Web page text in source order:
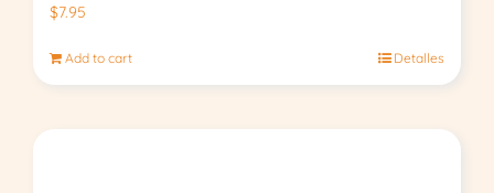
$7.95
Add to cart Detalles